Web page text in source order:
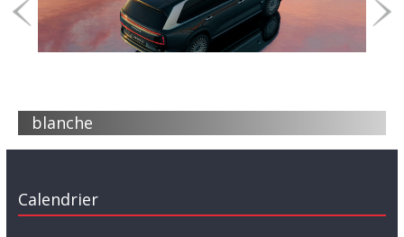
blanche
Calendrier